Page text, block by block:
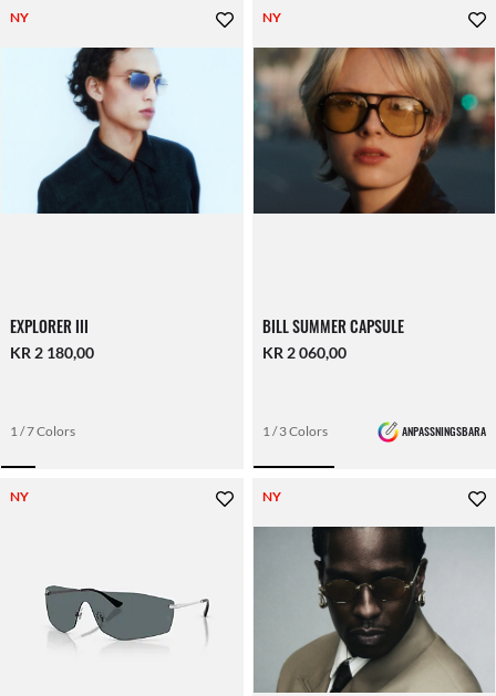
NY
EXPLORER III
KR 2 180,00
1 / 7 Colors
NY
BILL SUMMER CAPSULE
KR 2 060,00
1 / 3 Colors ANPASSNINGSBARA
NY NY